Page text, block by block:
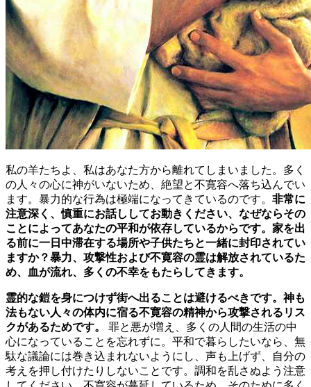
私の羊たちよ、私はあなた方から離れてしまいました。多く
の人々の心に神がいないため、絶望と不寛容へ落ち込んでい
ます。暴力的な行為は極端になってきているのです。 非常に
注意深く、慎重にお話ししてお動きください、なぜならその
ことによってあなたの平和が依存しているからです。家を出
る前に一日中滞在する場所や子供たちと一緒に封印されてい
ますか？暴力、攻撃性および不寛容の霊は解放されているた
め、血が流れ、多くの不幸をもたらしてきます。
霊的な鎧を身につけず街へ出ることは避けるべきです。神も
法もない人々の体内に宿る不寛容の精神から攻撃されるリス
クがあるためです。
罪と悪が増え、多くの人間の生活の中
心になっていることを忘れずに。平和で暮らしたいなら、無
駄な議論には巻き込まれないようにし、声も上げず、自分の
考えを押し付けたりしないことです。調和を乱さぬよう注意